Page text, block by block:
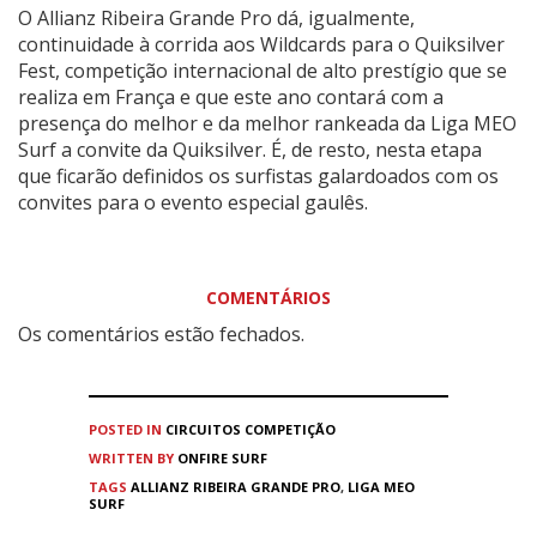
O Allianz Ribeira Grande Pro dá, igualmente,
continuidade à corrida aos Wildcards para o Quiksilver
Fest, competição internacional de alto prestígio que se
realiza em França e que este ano contará com a
presença do melhor e da melhor rankeada da Liga MEO
Surf a convite da Quiksilver. É, de resto, nesta etapa
que ficarão definidos os surfistas galardoados com os
convites para o evento especial gaulês.
COMENTÁRIOS
Os comentários estão fechados.
POSTED IN CIRCUITOS COMPETIÇÃO
WRITTEN BY ONFIRE SURF
TAGS ALLIANZ RIBEIRA GRANDE PRO, LIGA MEO
SURF